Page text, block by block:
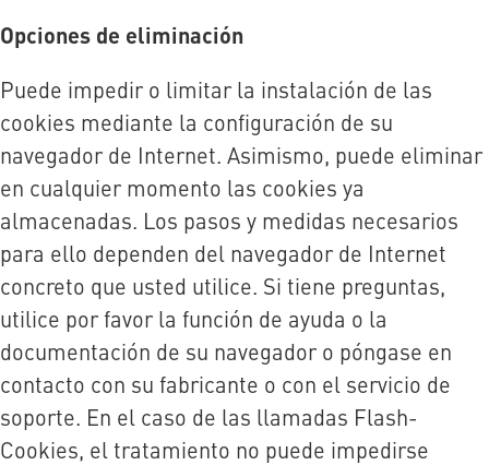
Opciones de eliminación
Puede impedir o limitar la instalación de las
cookies mediante la configuración de su
navegador de Internet. Asimismo, puede eliminar
en cualquier momento las cookies ya
almacenadas. Los pasos y medidas necesarios
para ello dependen del navegador de Internet
concreto que usted utilice. Si tiene preguntas,
utilice por favor la función de ayuda o la
documentación de su navegador o póngase en
contacto con su fabricante o con el servicio de
soporte. En el caso de las llamadas Flash-
Cookies, el tratamiento no puede impedirse